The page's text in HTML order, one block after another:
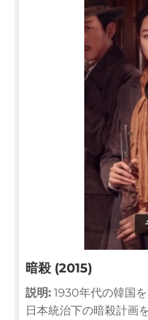
暗殺 (2015)
説明: 1930年代の韓国
日本統治下の暗殺計画